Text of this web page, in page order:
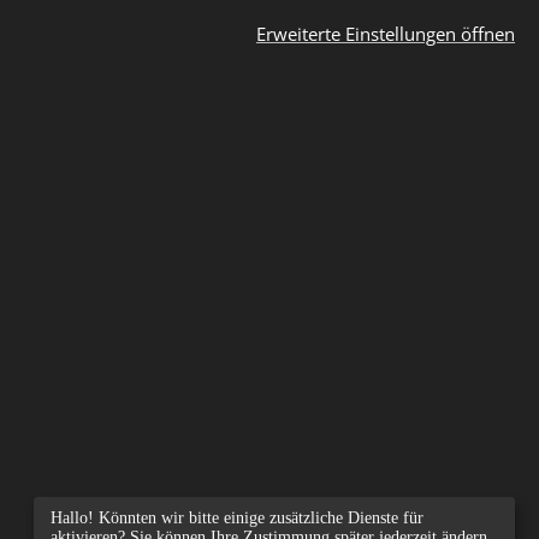
Erweiterte Einstellungen öffnen
Hallo! Könnten wir bitte einige zusätzliche Dienste für